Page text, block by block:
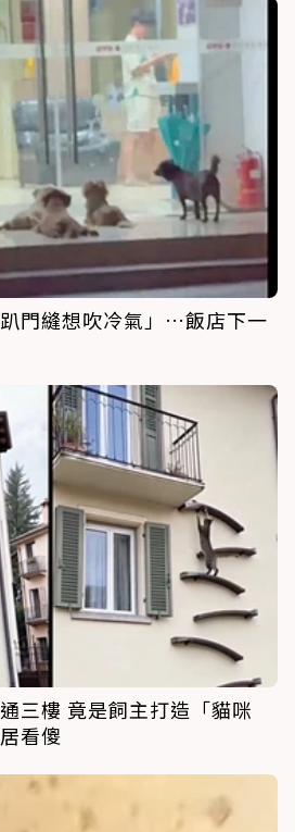
門縫想吹冷氣」…飯店下一
三樓 竟是飼主打造「貓咪
看傻